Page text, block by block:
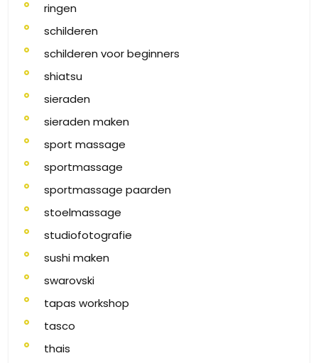
ringen
schilderen
schilderen voor beginners
shiatsu
sieraden
sieraden maken
sport massage
sportmassage
sportmassage paarden
stoelmassage
studiofotografie
sushi maken
swarovski
tapas workshop
tasco
thais